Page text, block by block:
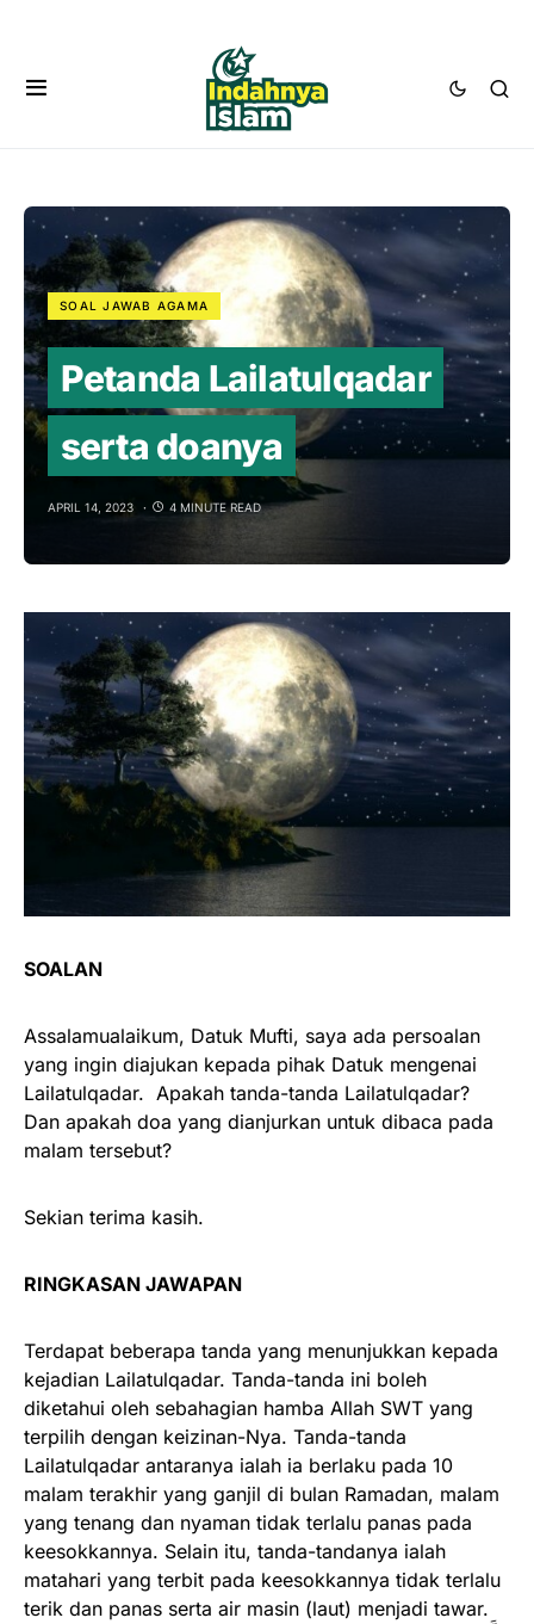
SOAL JAWAB AGAMA
Petanda Lailatulqadar
serta doanya
APRIL 14, 2023 4 MINUTE READ
SOALAN
Assalamualaikum, Datuk Mufti, saya ada persoalan
yang ingin diajukan kepada pihak Datuk mengenai
Lailatulqadar. Apakah tanda-tanda Lailatulqadar?
Dan apakah doa yang dianjurkan untuk dibaca pada
malam tersebut?
Sekian terima kasih.
RINGKASAN JAWAPAN
Terdapat beberapa tanda yang menunjukkan kepada
kejadian Lailatulqadar. Tanda-tanda ini boleh
diketahui oleh sebahagian hamba Allah SWT yang
terpilih dengan keizinan-Nya. Tanda-tanda
Lailatulqadar antaranya ialah ia berlaku pada 10
malam terakhir yang ganjil di bulan Ramadan, malam
yang tenang dan nyaman tidak terlalu panas pada
keesokkannya. Selain itu, tanda-tandanya ialah
matahari yang terbit pada keesokkannya tidak terlalu
terik dan panas serta air masin (laut) menjadi tawar.